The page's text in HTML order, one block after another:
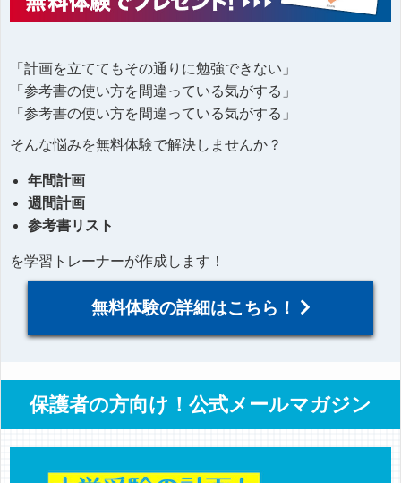
「計画を立ててもその通りに勉強できない」
「参考書の使い方を間違っている気がする」
「参考書の使い方を間違っている気がする」
そんな悩みを無料体験で解決しませんか？
年間計画
週間計画
参考書リスト
を学習トレーナーが作成します！
無料体験の詳細はこちら！
保護者の方向け！公式メールマガジン